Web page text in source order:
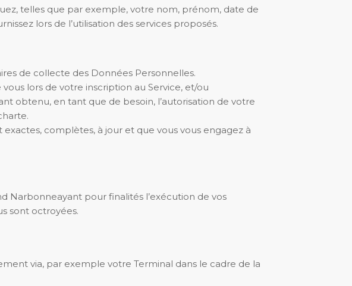
telles que par exemple, votre nom, prénom, date de
lors de l’utilisation des services proposés.
de collecte des Données Personnelles.
lors de votre inscription au Service, et/ou
obtenu, en tant que de besoin, l’autorisation de votre
complètes, à jour et que vous vous engagez à
Narbonneayant pour finalités l’exécution de vos
sont octroyées.
via, par exemple votre Terminal dans le cadre de la